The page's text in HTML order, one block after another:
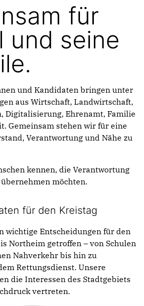
für
und seine
und Kandidaten bringen unter
aus Wirtschaft, Landwirtschaft,
Digitalisierung, Ehrenamt, Familie
Gemeinsam stehen wir für eine
Verantwortung und Nähe zu
kennen, die Verantwortung
möchten.
für den Kreistag
wichtige Entscheidungen für den
Northeim getroffen – von Schulen
Nahverkehr bis hin zu
Rettungsdienst. Unsere
die Interessen des Stadtgebiets
vertreten.